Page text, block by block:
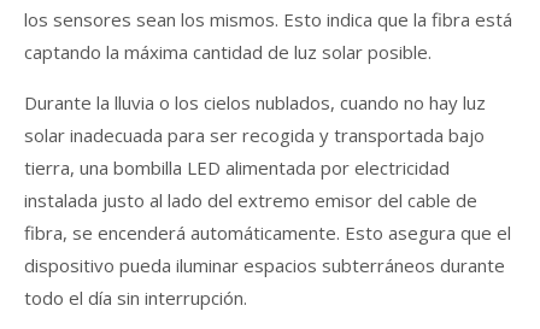
los sensores sean los mismos. Esto indica que la fibra está
captando la máxima cantidad de luz solar posible.
Durante la lluvia o los cielos nublados, cuando no hay luz
solar inadecuada para ser recogida y transportada bajo
tierra, una bombilla LED alimentada por electricidad
instalada justo al lado del extremo emisor del cable de
fibra, se encenderá automáticamente. Esto asegura que el
dispositivo pueda iluminar espacios subterráneos durante
todo el día sin interrupción.